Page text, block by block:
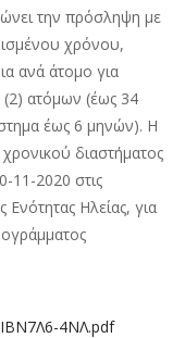
την πρόσληψη με
χρόνου,
ανά άτομο για
(2) ατόμων (έως 34
έως 6 μηνών). Η
διαστήματος
11-2020 στις
Ενότητας Ηλείας, για
4ΝΛ.pdf